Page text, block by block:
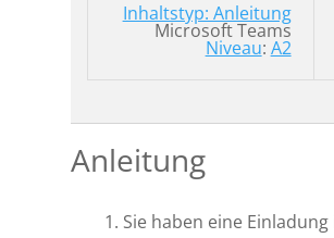
Inhaltstyp: Anleitung
Microsoft Teams
Niveau: A2
Anleitung
Sie haben eine